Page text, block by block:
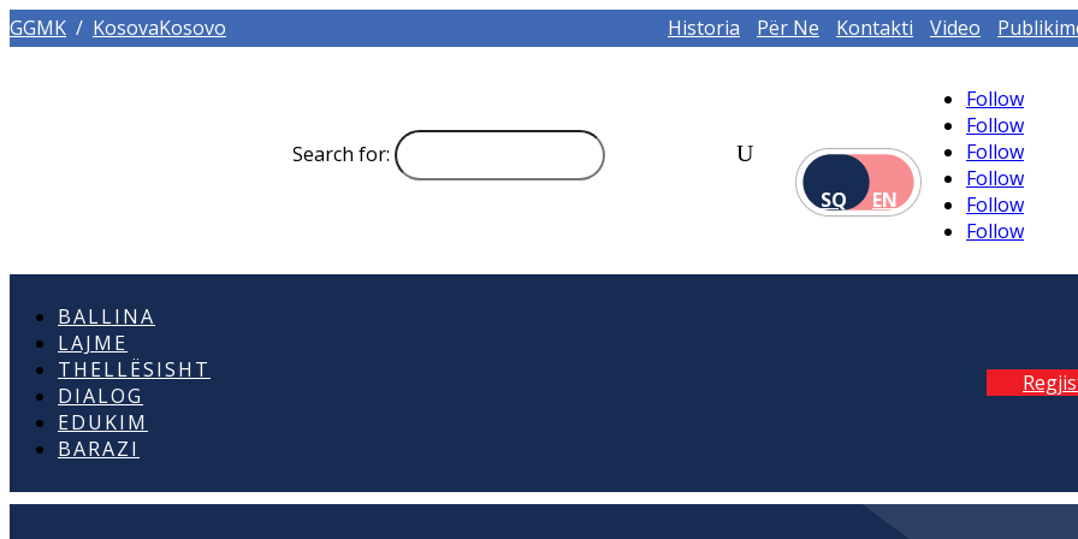
GGMK / KosovaKosovo Historia Për Ne Kontakti Video
Search for:
SQ
EN
Follow
Follow
Follow
Follow
Follow
Follow
BALLINA
LAJME
THELLËSISHT
DIALOG
EDUKIM
BARAZI